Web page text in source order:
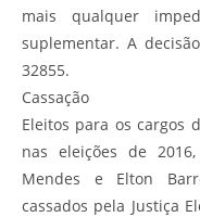
mais qualquer
suplementar. A
32855.
Cassação
Eleitos para os cargos
nas eleições de
Mendes e Elton
cassados pela Justiça